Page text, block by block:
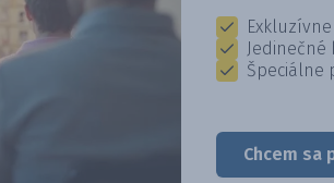
Jedinečné
Špeciálne
Chcem sa